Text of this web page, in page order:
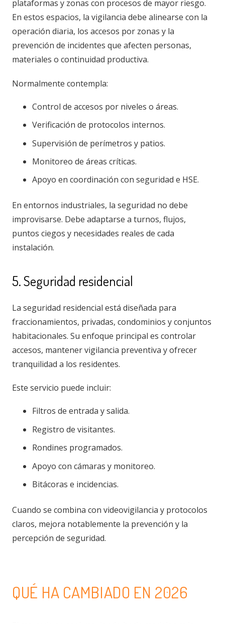
plataformas y zonas con procesos de mayor riesgo.
En estos espacios, la vigilancia debe alinearse con la
operación diaria, los accesos por zonas y la
prevención de incidentes que afecten personas,
materiales o continuidad productiva.
Normalmente contempla:
Control de accesos por niveles o áreas.
Verificación de protocolos internos.
Supervisión de perímetros y patios.
Monitoreo de áreas críticas.
Apoyo en coordinación con seguridad e HSE.
En entornos industriales, la seguridad no debe
improvisarse. Debe adaptarse a turnos, flujos,
puntos ciegos y necesidades reales de cada
instalación.
5. Seguridad residencial
La seguridad residencial está diseñada para
fraccionamientos, privadas, condominios y conjuntos
habitacionales. Su enfoque principal es controlar
accesos, mantener vigilancia preventiva y ofrecer
tranquilidad a los residentes.
Este servicio puede incluir:
Filtros de entrada y salida.
Registro de visitantes.
Rondines programados.
Apoyo con cámaras y monitoreo.
Bitácoras e incidencias.
Cuando se combina con videovigilancia y protocolos
claros, mejora notablemente la prevención y la
percepción de seguridad.
QUÉ HA CAMBIADO EN 2026